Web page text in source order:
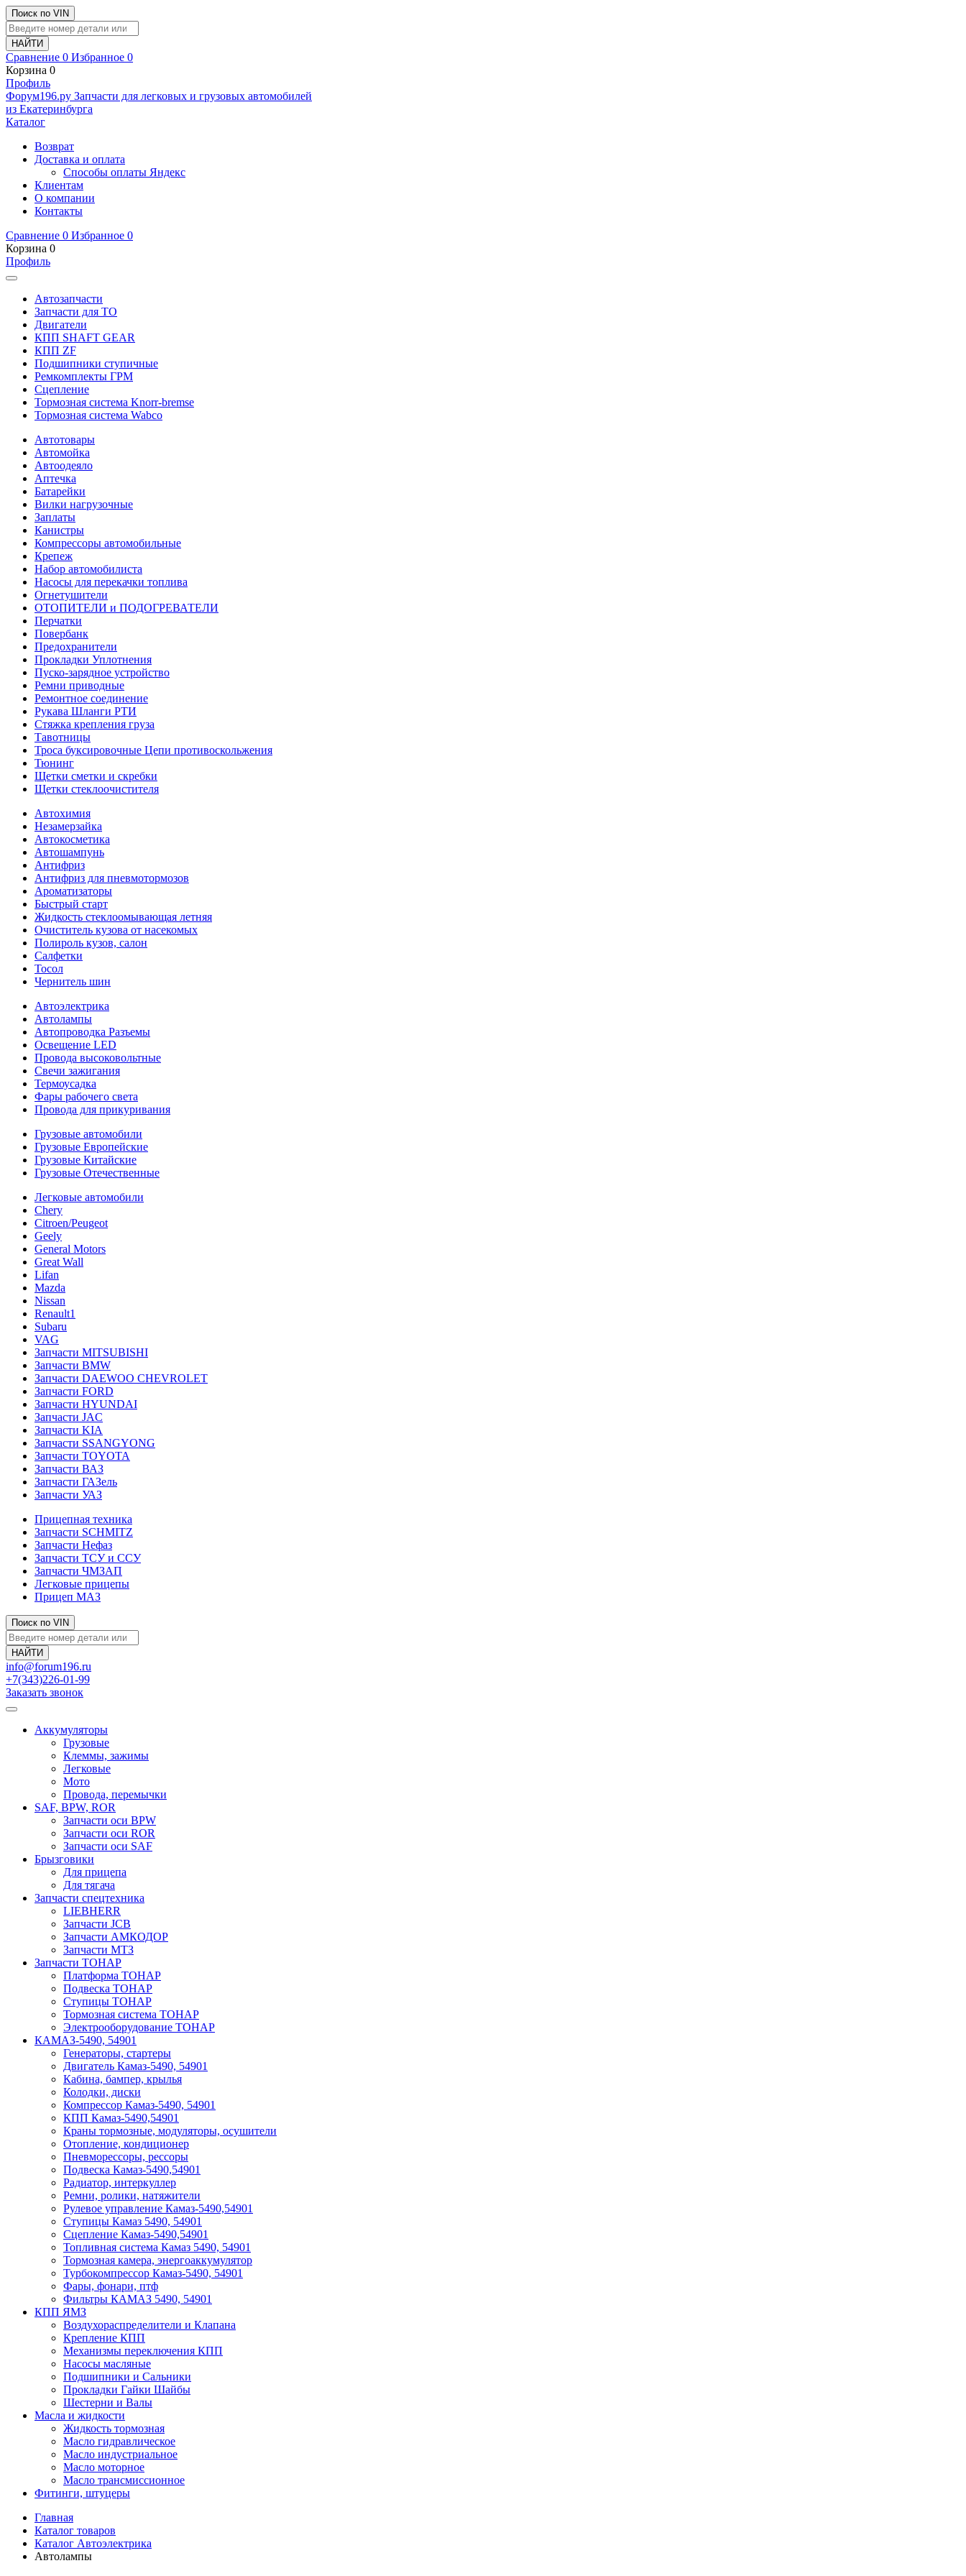
Поиск по VIN
Сравнение 0 Избранное 0
Корзина 0
Профиль
Фoрум196.ру Запчасти для легковых и грузовых автомобилей
из Екатеринбурга
Каталог
Возврат
Доставка и оплата
Способы оплаты Яндекс
Клиентам
О компании
Контакты
Сравнение 0 Избранное 0
Корзина 0
Профиль
Автозапчасти
Запчасти для ТО
Двигатели
КПП SHAFT GEAR
КПП ZF
Подшипники ступичные
Ремкомплекты ГРМ
Сцепление
Тормозная система Knorr-bremse
Тормозная система Wabco
Автотовары
Автомойка
Автоодеяло
Аптечка
Батарейки
Вилки нагрузочные
Заплаты
Канистры
Компрессоры автомобильные
Крепеж
Набор автомобилиста
Насосы для перекачки топлива
Огнетушители
ОТОПИТЕЛИ и ПОДОГРЕВАТЕЛИ
Перчатки
Повербанк
Предохранители
Прокладки Уплотнения
Пуско-зарядное устройство
Ремни приводные
Ремонтное соединение
Рукава Шланги РТИ
Стяжка крепления груза
Тавотницы
Троса буксировочные Цепи противоскольжения
Тюнинг
Щетки сметки и скребки
Щетки стеклоочистителя
Автохимия
Незамерзайка
Автокосметика
Автошампунь
Антифриз
Антифриз для пневмотормозов
Ароматизаторы
Быстрый старт
Жидкость стеклоомывающая летняя
Очиститель кузова от насекомых
Полироль кузов, салон
Салфетки
Тосол
Чернитель шин
Автоэлектрика
Автолампы
Автопроводка Разъемы
Освещение LED
Провода высоковольтные
Свечи зажигания
Термоусадка
Фары рабочего света
Провода для прикуривания
Грузовые автомобили
Грузовые Европейские
Грузовые Китайские
Грузовые Отечественные
Легковые автомобили
Chery
Citroen/Peugeot
Geely
General Motors
Great Wall
Lifan
Mazda
Nissan
Renault1
Subaru
VAG
Запчасти MITSUBISHI
Запчасти BMW
Запчасти DAEWOO CHEVROLET
Запчасти FORD
Запчасти HYUNDAI
Запчасти JAC
Запчасти KIA
Запчасти SSANGYONG
Запчасти TOYOTA
Запчасти ВАЗ
Запчасти ГАЗель
Запчасти УАЗ
Прицепная техника
Запчасти SCHMITZ
Запчасти Нефаз
Запчасти ТСУ и ССУ
Запчасти ЧМЗАП
Легковые прицепы
Прицеп МАЗ
Поиск по VIN
info@forum196.ru
+7(343)226-01-99
Заказать звонок
Аккумуляторы
Грузовые
Клеммы, зажимы
Легковые
Мото
Провода, перемычки
SAF, BPW, ROR
Запчасти оси BPW
Запчасти оси ROR
Запчасти оси SAF
Брызговики
Для прицепа
Для тягача
Запчасти спецтехника
LIEBHERR
Запчасти JCB
Запчасти АМКОДОР
Запчасти МТЗ
Запчасти ТОНАР
Платформа ТОНАР
Подвеска ТОНАР
Ступицы ТОНАР
Тормозная система ТОНАР
Электрооборудование ТОНАР
КАМАЗ-5490, 54901
Генераторы, стартеры
Двигатель Камаз-5490, 54901
Кабина, бампер, крылья
Колодки, диски
Компрессор Камаз-5490, 54901
КПП Камаз-5490,54901
Краны тормозные, модуляторы, осушители
Отопление, кондиционер
Пневморессоры, рессоры
Подвеска Камаз-5490,54901
Радиатор, интеркуллер
Ремни, ролики, натяжители
Рулевое управление Камаз-5490,54901
Ступицы Камаз 5490, 54901
Сцепление Камаз-5490,54901
Топливная система Камаз 5490, 54901
Тормозная камера, энергоаккумулятор
Турбокомпрессор Камаз-5490, 54901
Фары, фонари, птф
Фильтры КАМАЗ 5490, 54901
КПП ЯМЗ
Воздухораспределители и Клапана
Крепление КПП
Механизмы переключения КПП
Насосы масляные
Подшипники и Сальники
Прокладки Гайки Шайбы
Шестерни и Валы
Масла и жидкости
Жидкость тормозная
Масло гидравлическое
Масло индустриальное
Масло моторное
Масло трансмиссионное
Фитинги, штуцеры
Главная
Каталог товаров
Каталог Автоэлектрика
Автолампы